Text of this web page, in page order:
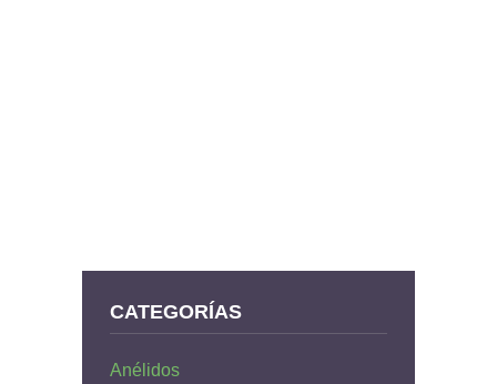
CATEGORÍAS
Anélidos